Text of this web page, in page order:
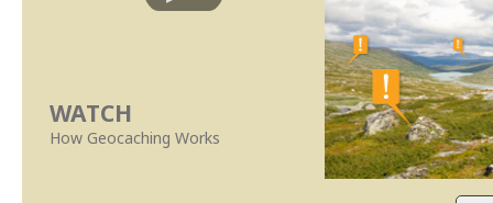
WATCH
How Geocaching Works